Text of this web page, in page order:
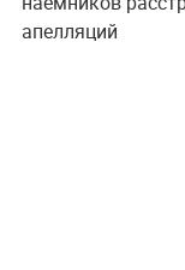
апелляций